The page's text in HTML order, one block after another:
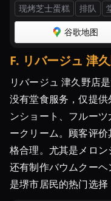
现烤芝士蛋糕
排队
谷歌地图
F. リバージュ 津
リバージュ 津久野店
没有堂食服务，仅提
ンショート、フルー
ークリーム。顾客评
格合理。尤其是メロ
还有制作バウムクー
是堺市居民的热门选择